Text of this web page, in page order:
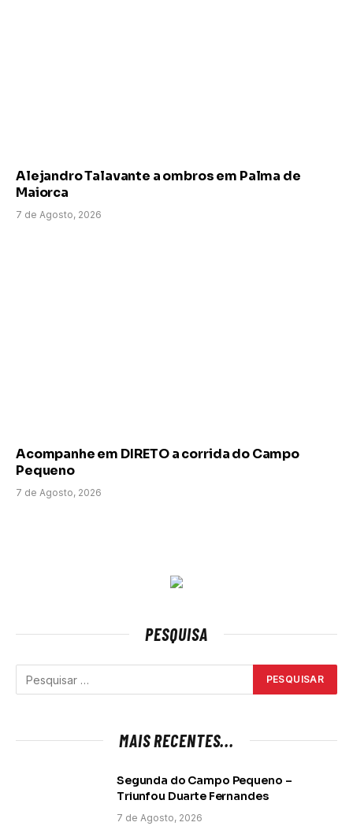
Alejandro Talavante a ombros em Palma de
Maiorca
7 de Agosto, 2026
Acompanhe em DIRETO a corrida do Campo
Pequeno
7 de Agosto, 2026
PESQUISA
MAIS RECENTES...
Segunda do Campo Pequeno –
Triunfou Duarte Fernandes
7 de Agosto, 2026